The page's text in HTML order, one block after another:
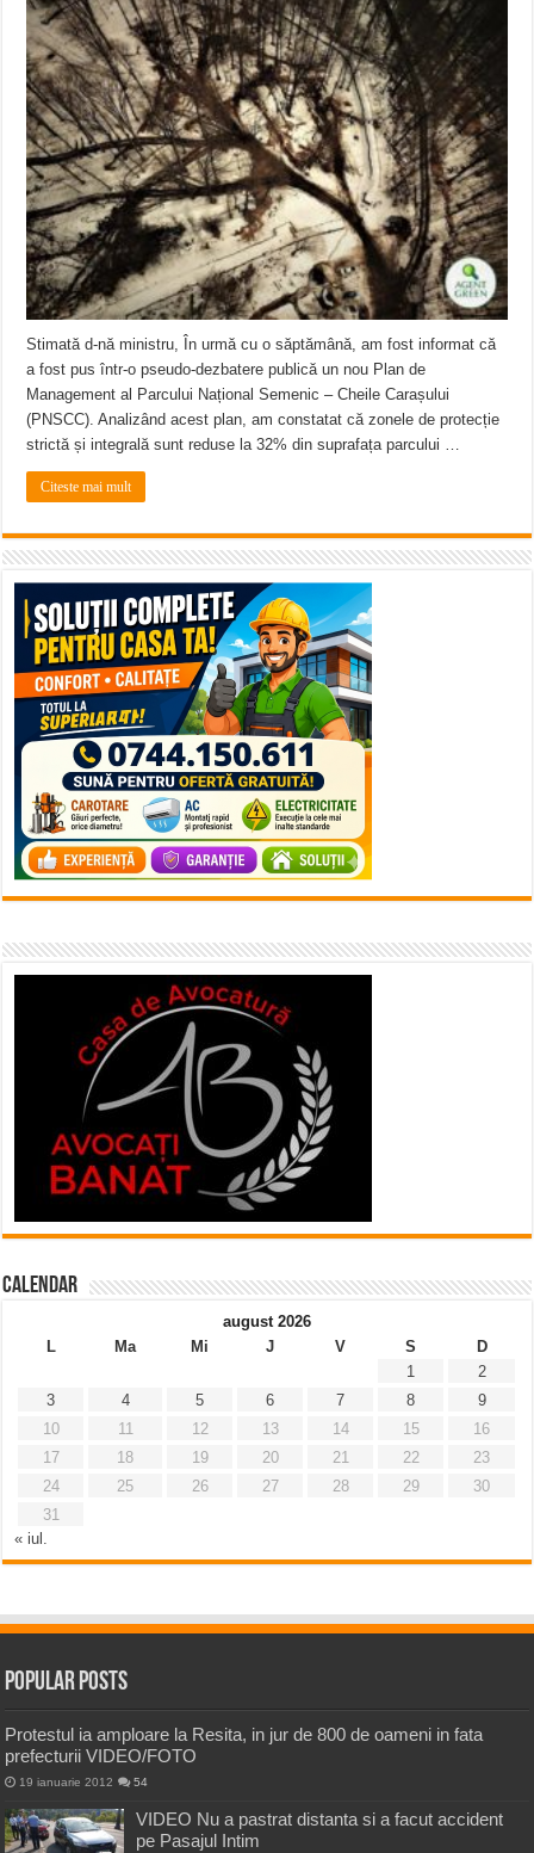
Miresme de lavandă, mentă și flori de vară și râsete de copii la Carașova VIDEO
ANUNȚ OPRIRE APĂ în Reșița – avarie – 04.08.2026 – str. Văliugului și
Stimată d-nă ministru, În urmă cu o săptămână, am fost informat că
a fost pus într-o pseudo-dezbatere publică un nou Plan de
Management al Parcului Național Semenic – Cheile Carașului
(PNSCC). Analizând acest plan, am constatat că zonele de protecție
strictă și integrală sunt reduse la 32% din suprafața parcului …
Citeste mai mult
Calendar
august 2026
L
Ma Mi J V S
D
1
2
3
4 5 6 7 8
9
10
11 12 13 14 15
16
17
18 19 20 21 22
23
24
25 26 27 28 29
30
31
« iul.
Popular Posts
Protestul ia amploare la Resita, in jur de 800 de oameni in fata
prefecturii VIDEO/FOTO
19 ianuarie 2012 54
VIDEO Nu a pastrat distanta si a facut accident
pe Pasajul Intim